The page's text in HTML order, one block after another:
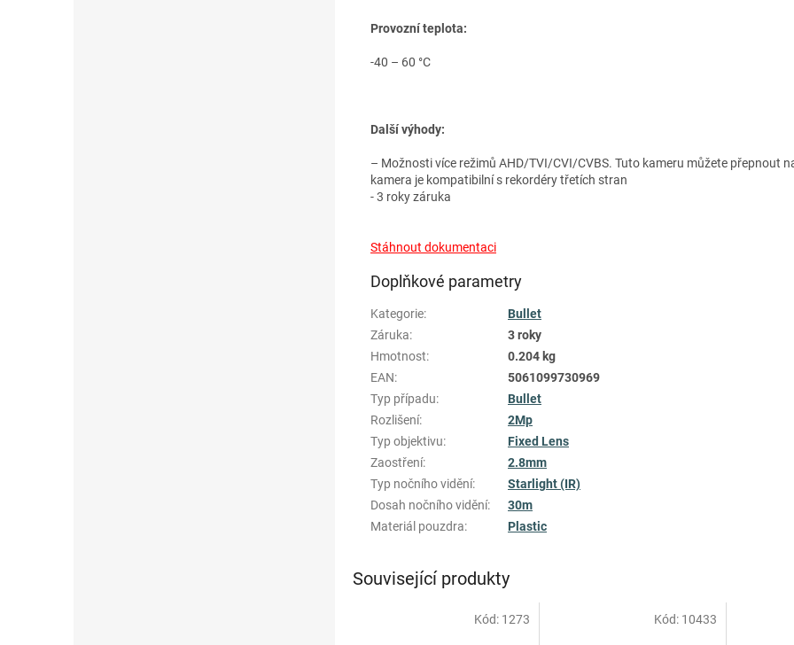
Provozní teplota:
-40 – 60 °C
Další výhody:
– Možnosti více režimů AHD/TVI/CVI/CVBS. Tuto kameru můžete přepnout
kamera je kompatibilní s rekordéry třetích stran
- 3 roky záruka
Stáhnout dokumentaci
Doplňkové parametry
Kategorie:
Bullet
Záruka:
3 roky
Hmotnost:
0.204 kg
EAN:
5061099730969
Typ případu:
Bullet
Rozlišení:
2Mp
Typ objektivu:
Fixed Lens
Zaostření:
2.8mm
Typ nočního vidění:
Starlight (IR)
Dosah nočního vidění:
30m
Materiál pouzdra: Plastic
Související produkty
Kód: 1273 Kód: 10433